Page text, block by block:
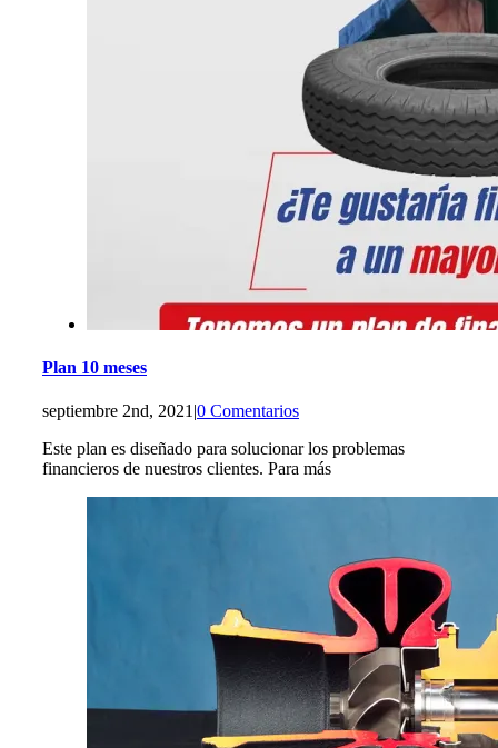
Plan 10 meses
septiembre 2nd, 2021 |0 Comentarios
Este plan es diseñado para solucionar los problemas
financieros de nuestros clientes. Para más